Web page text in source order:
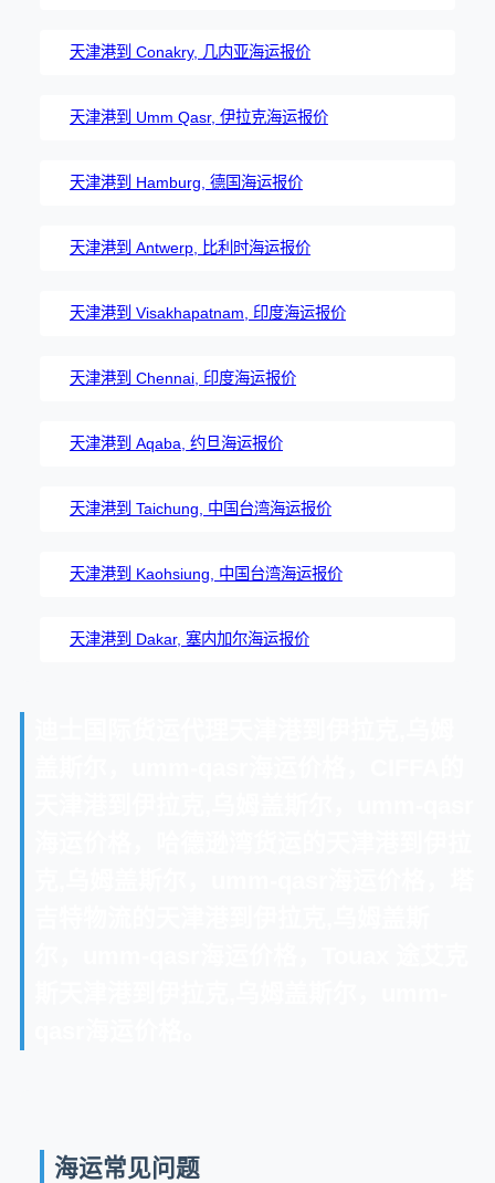
天津港到 Conakry, 几内亚海运报价
天津港到 Umm Qasr, 伊拉克海运报价
天津港到 Hamburg, 德国海运报价
天津港到 Antwerp, 比利时海运报价
天津港到 Visakhapatnam, 印度海运报价
天津港到 Chennai, 印度海运报价
天津港到 Aqaba, 约旦海运报价
天津港到 Taichung, 中国台湾海运报价
天津港到 Kaohsiung, 中国台湾海运报价
天津港到 Dakar, 塞内加尔海运报价
海运常见问题